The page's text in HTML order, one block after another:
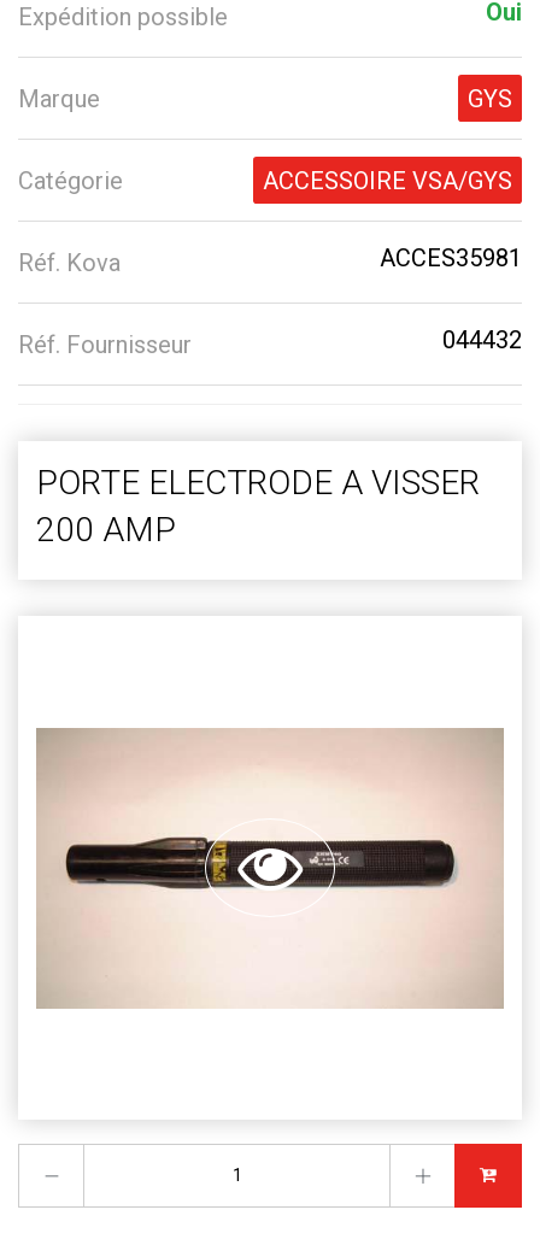
Expédition possible Oui
Marque GYS
Catégorie ACCESSOIRE VSA/GYS
Réf. Kova ACCES35981
Réf. Fournisseur 044432
PORTE ELECTRODE A VISSER
200 AMP